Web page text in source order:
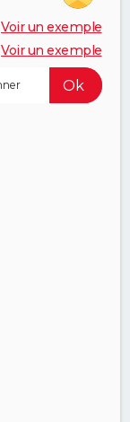
Voir un exemple
Voir un exemple